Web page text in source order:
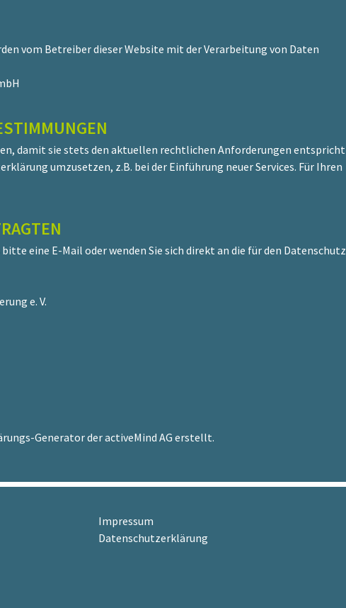
vom Betreiber dieser Website mit der Verarbeitung von Daten
damit sie stets den aktuellen rechtlichen Anforderungen entspricht
umzusetzen, z.B. bei der Einführung neuer Services. Für Ihren
eine E-Mail oder wenden Sie sich direkt an die für den Datenschutz
e. V.
Generator der activeMind AG erstellt.
Impressum
Datenschutzerklärung